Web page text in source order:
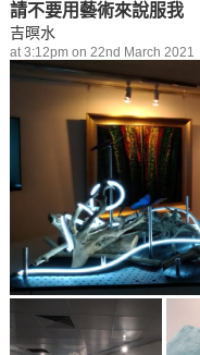
請不要用藝術來說服我
吉暝水
at 3:12pm on 22nd March 2021